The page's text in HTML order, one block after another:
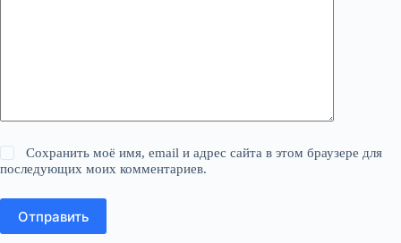
Сохранить моё имя, email и адрес сайта в этом браузере для
последующих моих комментариев.
Отправить